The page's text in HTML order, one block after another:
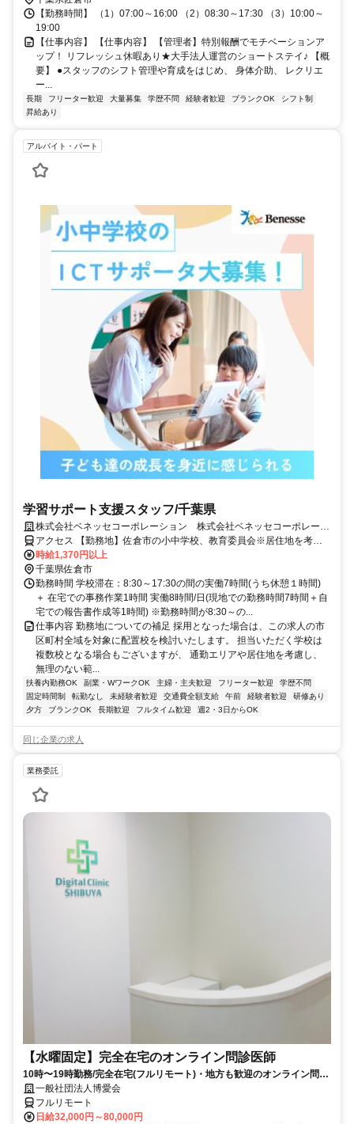
【勤務時間】 （1）07:00～16:00 （2）08:30～17:30 （3）10:00～
19:00
【仕事内容】 【仕事内容】 【管理者】特別報酬でモチベーションア
ップ！ リフレッシュ休暇あり★大手法人運営のショートステイ♪ 【概
要】 ●スタッフのシフト管理や育成をはじめ、 身体介助、 レクリエ
ー...
長期 フリーター歓迎 大量募集 学歴不問 経験者歓迎 ブランクOK
シフト制
昇給あり
アルバイト・パート
学習サポート支援スタッフ/千葉県
株式会社ベネッセコーポレーション 株式会社ベネッセコーポレーシ
ョン(千葉県佐倉市西志津7丁目)
アクセス 【勤務地】佐倉市の小中学校、教育委員会※居住地を考慮
の上、決定 ＜採用となった場合は、この求人の市区町村全域を対象
に配置校を検討いたします。担当いただく学校は複数校となる場合も
ございますが、通勤エリアや居住地を考慮し、無理のない範囲でご勤
務いただけるよう、最終的にはご相談の上で決定いたします。＞
時給1,370円以上
千葉県佐倉市
勤務時間 学校滞在：8:30～17:30の間の実働7時間(うち休憩１時間)
＋ 在宅での事務作業1時間 実働8時間/日(現地での勤務時間7時間＋自
宅での報告書作成等1時間) ※勤務時間が8:30～の...
仕事内容 勤務地についての補足 採用となった場合は、この求人の市
区町村全域を対象に配置校を検討いたします。 担当いただく学校は
複数校となる場合もございますが、 通勤エリアや居住地を考慮し、
無理のない範...
扶養内勤務OK 副業・WワークOK 主婦・主夫歓迎 フリーター歓迎
学歴不問
固定時間制
転勤なし 未経験者歓迎 交通費全額支給 午前 経験者歓迎
研修あり
夕方
ブランクOK 長期歓迎 フルタイム歓迎 週2・3日からOK
同じ企業の求人
業務委託
【水曜固定】完全在宅のオンライン問診医師
10時〜19時勤務/完全在宅(フルリモート)・地方も歓迎のオンライン問診
業務一般社団法人博愛会
フルリモート
日給32,000円～80,000円